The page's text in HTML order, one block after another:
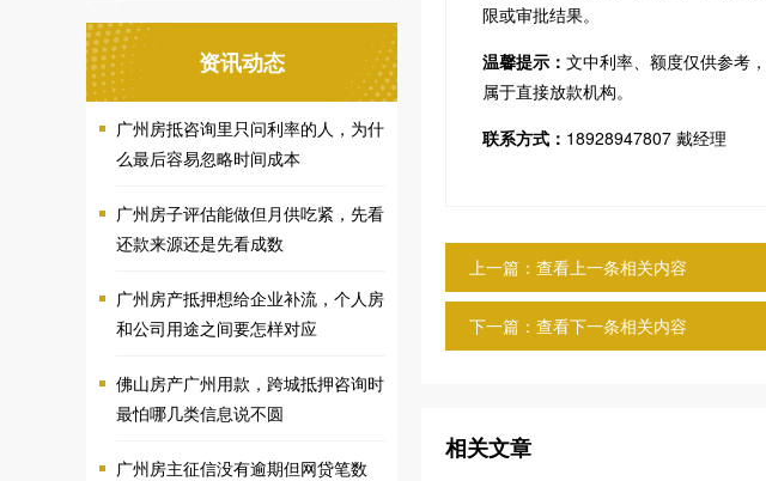
资讯动态
广州房抵咨询里只问利率的人，为什
么最后容易忽略时间成本
广州房子评估能做但月供吃紧，先看
还款来源还是先看成数
广州房产抵押想给企业补流，个人房
和公司用途之间要怎样对应
佛山房产广州用款，跨城抵押咨询时
最怕哪几类信息说不圆
广州房主征信没有逾期但网贷笔数
限或审批结果。
温馨提示： 文中利率、额度仅供参考
属于直接放款机构。
联系方式： 18928947807 戴经理
上一篇：查看上一条相关内容
下一篇：查看下一条相关内容
相关文章